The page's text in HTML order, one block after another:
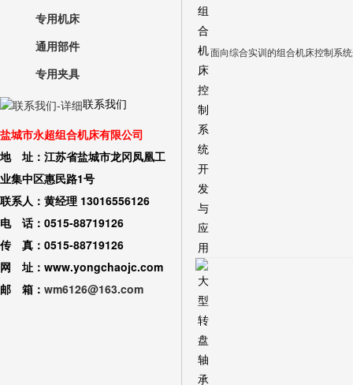
专用机床
通用部件
专用夹具
联系我们
盐城市永超组合机床有限公司
地 址：江苏省盐城市龙冈凤凰工
业集中区惠民路1号
联系人：黄经理 13016556126
电 话：0515-88719126
传 真：0515-88719126
网 址：www.yongchaojc.com
邮 箱： wm6126@163.com
面向综合实训的组合机床控制系